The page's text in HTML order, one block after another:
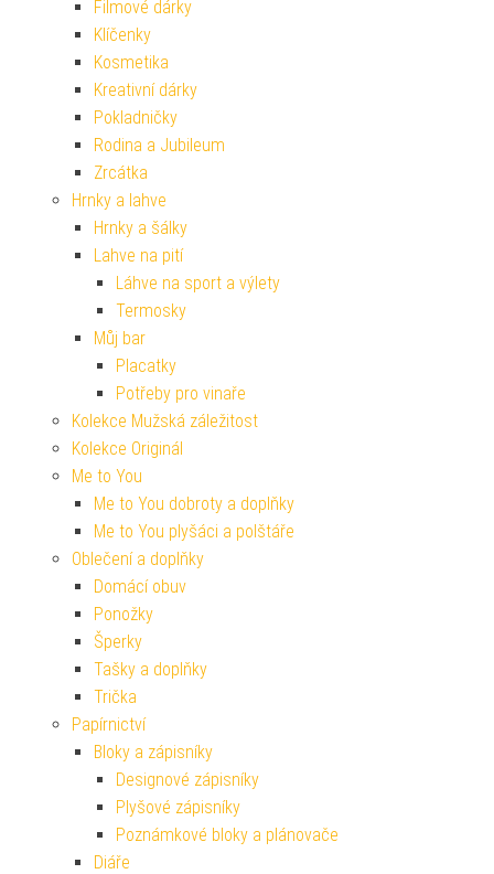
Filmové dárky
Klíčenky
Kosmetika
Kreativní dárky
Pokladničky
Rodina a Jubileum
Zrcátka
Hrnky a lahve
Hrnky a šálky
Lahve na pití
Láhve na sport a výlety
Termosky
Můj bar
Placatky
Potřeby pro vinaře
Kolekce Mužská záležitost
Kolekce Originál
Me to You
Me to You dobroty a doplňky
Me to You plyšáci a polštáře
Oblečení a doplňky
Domácí obuv
Ponožky
Šperky
Tašky a doplňky
Trička
Papírnictví
Bloky a zápisníky
Designové zápisníky
Plyšové zápisníky
Poznámkové bloky a plánovače
Diáře